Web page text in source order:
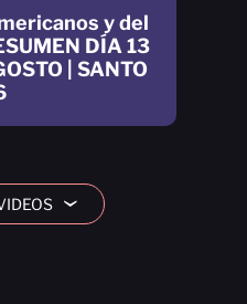
y del
DÍA 13
| SANTO
›